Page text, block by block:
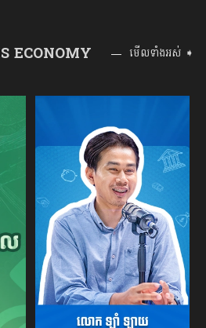
ECONOMY មើលទាំងអស់ ➧